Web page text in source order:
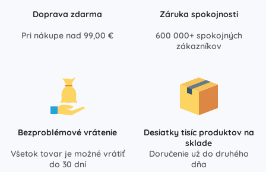
Doprava zdarma
Pri nákupe nad 99,00 €
Záruka spokojnosti
600 000+ spokojných
zákazníkov
Bezproblémové vrátenie
Všetok tovar je možné vrátiť
do 30 dní
Desiatky tisíc produktov na
sklade
Doručenie už do druhého
dňa